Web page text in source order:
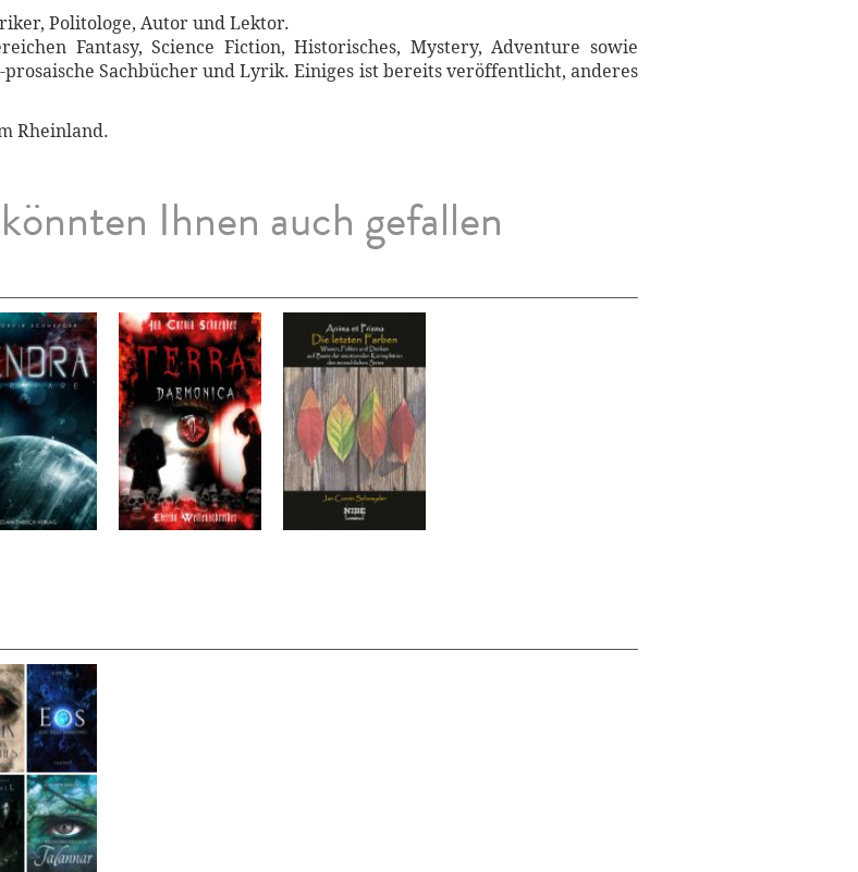
Politologe, Autor und Lektor.
Fantasy, Science Fiction, Historisches, Mystery, Adventure sowie
Sachbücher und Lyrik. Einiges ist bereits veröffentlicht, anderes
Rheinland.
Ihnen auch gefallen